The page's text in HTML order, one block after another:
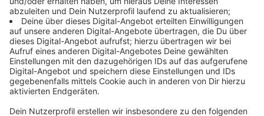
Straßen und in der Landschaft eingesammelt und
entsorgt. Wer mithelfen möchte, dass die Stadt
sauber bleibt, kann sich ab sofort für den Isselburger
Besentaganmelden. Darauf weist die
Stadtverwaltung hin.
Treffpunkt ist am 14. März um 9 Uhr 30 am Bauhof in